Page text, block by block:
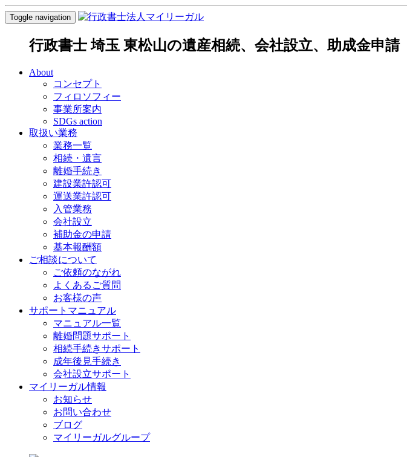
Toggle navigation
行政書士 埼玉 東松山の遺産相続、会社設立、助成金申請
About
コンセプト
フィロソフィー
事業所案内
SDGs action
取扱い業務
業務一覧
相続・遺言
離婚手続き
建設業許認可
運送業許認可
入管業務
会社設立
補助金の申請
基本報酬額
ご相談について
ご依頼のながれ
よくあるご質問
お客様の声
サポートマニュアル
マニュアル一覧
離婚問題サポート
相続手続きサポート
成年後見手続き
会社設立サポート
マイリーガル情報
お知らせ
お問い合わせ
ブログ
マイリーガルグループ